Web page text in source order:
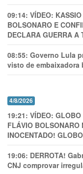
09:14: VÍDEO:
BOLSONARO E
DECLARA GUERRA A
08:55: Governo Lula
visto de embaixadora
4/8/2026
19:21: VÍDEO:
FLÁVIO BOLSONARO
INOCENTADO!
19:06: DERROTA!
CNJ comprovar